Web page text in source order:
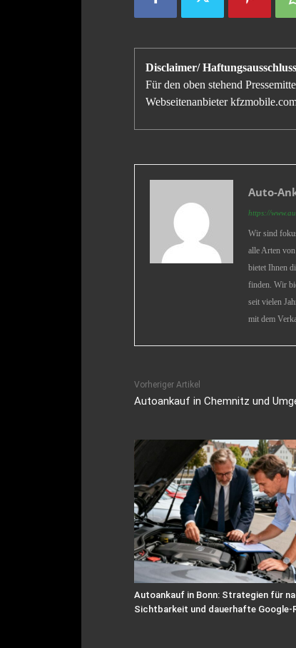
Disclaimer/
Für den oben stehend
Webseitenanbieter
Auto-
https://
Wir sind
alle Arten
bietet Ihnen
finden. Wir
seit vielen
mit dem
Vorheriger Artikel
Autoankauf in Chemnitz und
Autoankauf in Bonn: Strategien für
Sichtbarkeit und dauerhafte Google-